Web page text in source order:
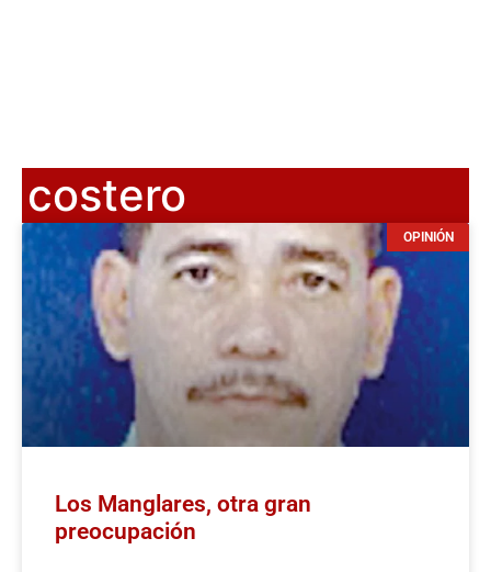
costero
OPINIÓN
Los Manglares, otra gran
preocupación